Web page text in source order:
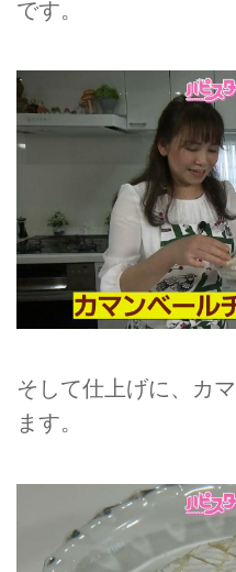
です。
そして仕上げに、カ
ます。